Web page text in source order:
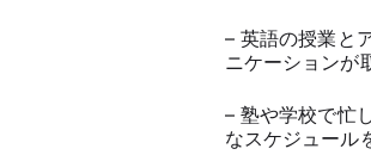
– 英語の授業と
ニケーションが
– 塾や学校で忙
なスケジュール